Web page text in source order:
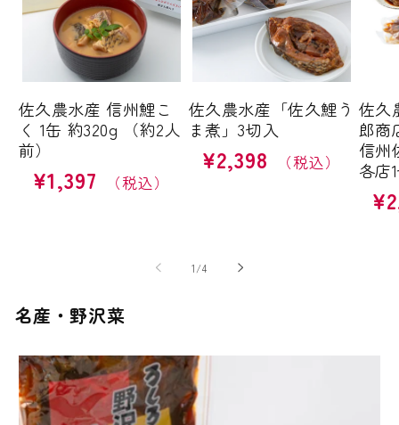
佐久農水産 信州鯉こ
く 1缶 約320g （約2人
前）
通
¥1,397
佐久農水産「佐久鯉う
ま煮」3切入
通
¥2,398
佐久
郎商
信州
各店
通
1/の
4
名産・野沢菜